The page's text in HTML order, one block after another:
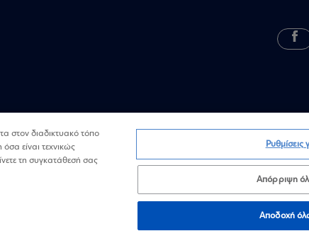
στον διαδικτυακό τόπο
είναι τεχνικώς
τη συγκατάθεσή σας
Ρυθμίσεις
Απόρριψη
Αποδοχή